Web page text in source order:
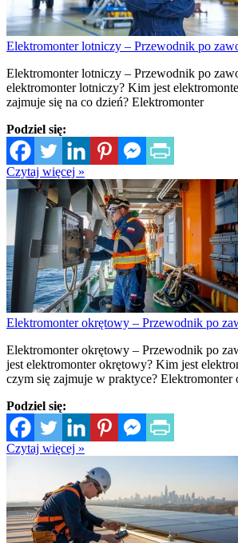
Elektromonter lotniczy – Przewodnik po
Elektromonter lotniczy – Przewodnik po
elektromonter lotniczy? Kim jest
zajmuje się na co dzień? Elektromonter
Podziel się:
Czytaj więcej »
Elektromonter okrętowy – Przewodnik po
Elektromonter okrętowy – Przewodnik po
jest elektromonter okrętowy? Kim jest
czym się zajmuje w praktyce? Elektromonter
Podziel się:
Czytaj więcej »